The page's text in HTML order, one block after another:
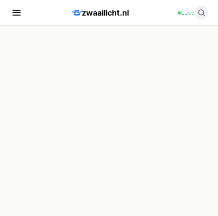
zwaailicht.nl Live